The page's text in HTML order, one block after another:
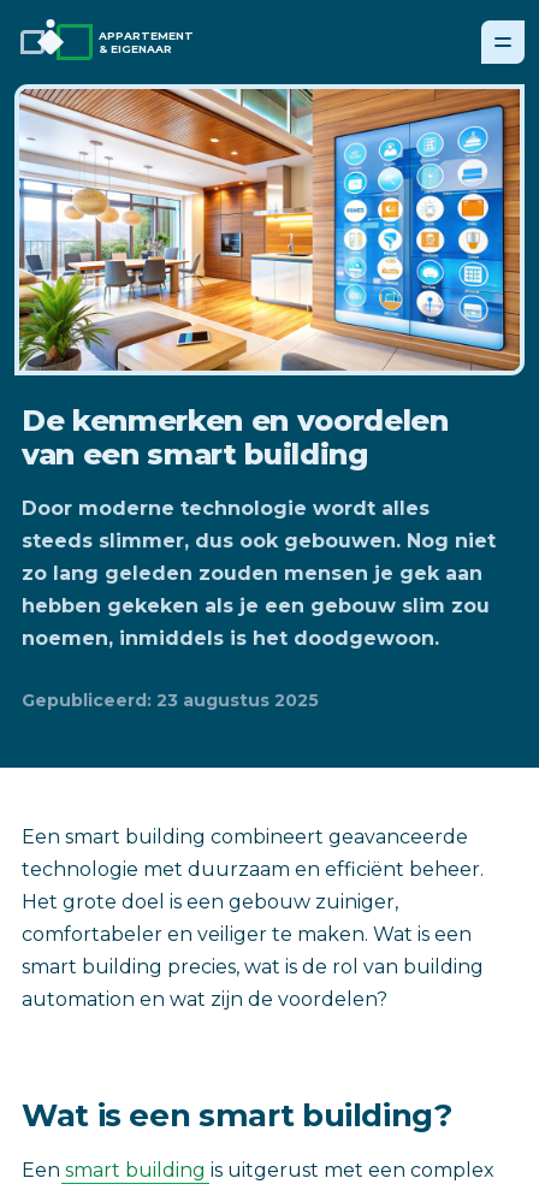
APPARTEMENT
& EIGENAAR
De kenmerken en voordelen
van een smart building
Door moderne technologie wordt alles
steeds slimmer, dus ook gebouwen. Nog niet
zo lang geleden zouden mensen je gek aan
hebben gekeken als je een gebouw slim zou
noemen, inmiddels is het doodgewoon.
Gepubliceerd: 23 augustus 2025
Een smart building combineert geavanceerde
technologie met duurzaam en efficiënt beheer.
Het grote doel is een gebouw zuiniger,
comfortabeler en veiliger te maken. Wat is een
smart building precies, wat is de rol van building
automation en wat zijn de voordelen?
Wat is een smart building?
Een smart building is uitgerust met een complex